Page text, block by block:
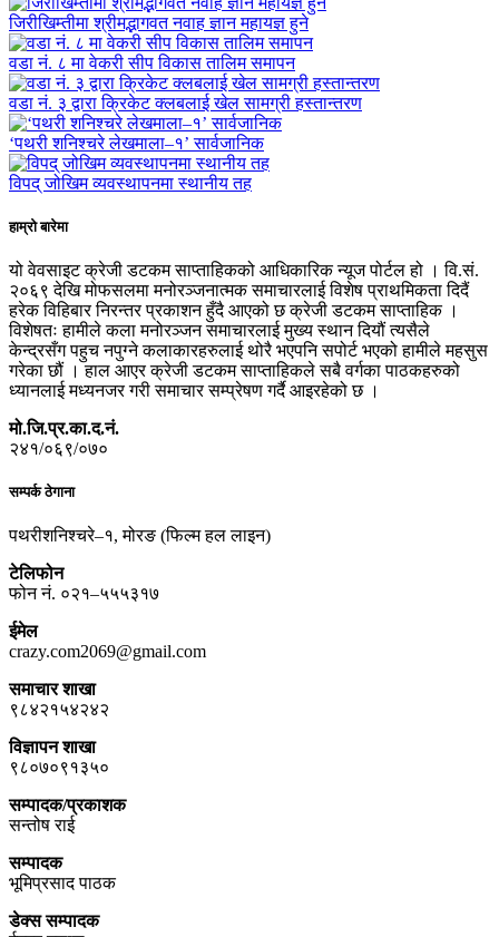
जिरीखिम्तीमा श्रीमद्भागवत नवाह ज्ञान महायज्ञ हुने
वडा नं. ८ मा वेकरी सीप विकास तालिम समापन
वडा नं. ३ द्वारा क्रिकेट क्लबलाई खेल सामग्री हस्तान्तरण
‘पथरी शनिश्चरे लेखमाला–१’ सार्वजानिक
विपद् जोखिम व्यवस्थापनमा स्थानीय तह
हाम्रो बारेमा
यो वेवसाइट क्रेजी डटकम साप्ताहिकको आधिकारिक न्यूज पोर्टल हो । वि.सं.
२०६९ देखि मोफसलमा मनोरञ्जनात्मक समाचारलाई विशेष प्राथमिकता दिदैं
हरेक विहिबार निरन्तर प्रकाशन हुँदै आएको छ क्रेजी डटकम साप्ताहिक ।
विशेषतः हामीले कला मनोरञ्जन समाचारलाई मुख्य स्थान दियौं त्यसैले
केन्द्रसँग पहुच नपुग्ने कलाकारहरुलाई थोरै भएपनि सपोर्ट भएको हामीले महसुस
गरेका छौं । हाल आएर क्रेजी डटकम साप्ताहिकले सबै वर्गका पाठकहरुको
ध्यानलाई मध्यनजर गरी समाचार सम्प्रेषण गर्दै आइरहेको छ ।
मो.जि.प्र.का.द.नं.
२४१/०६९/०७०
सम्पर्क ठेगाना
पथरीशनिश्चरे–१, मोरङ (फिल्म हल लाइन)
टेलिफोन
फोन नं. ०२१–५५५३१७
ईमेल
crazy.com2069@gmail.com
समाचार शाखा
९८४२१५४२४२
विज्ञापन शाखा
९८०७०९१३५०
सम्पादक/प्रकाशक
सन्तोष राई
सम्पादक
भूमिप्रसाद पाठक
डेक्स सम्पादक